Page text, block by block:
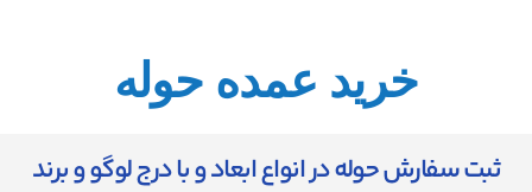
خرید عمده حوله
ثبت سفارش حوله در انواع ابعاد و با درج لوگو و برند